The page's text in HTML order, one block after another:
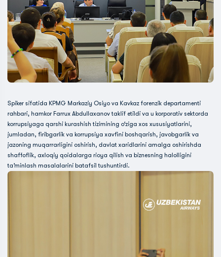
Spiker sifatida KPMG Markaziy Osiyo va Kavkaz forenzik departamenti
rahbari, hamkor Farrux Abdullaxanov taklif etildi va u korporativ sektorda
korrupsiyaga qarshi kurashish tizimining o‘ziga xos xususiyatlarini,
jumladan, firibgarlik va korrupsiya xavfini boshqarish, javobgarlik va
jazoning muqarrarligini oshirish, davlat xaridlarini amalga oshirishda
shaffoflik, axloqiy qoidalarga rioya qilish va biznesning halolligini
ta’minlash masalalarini batafsil tushuntirdi.